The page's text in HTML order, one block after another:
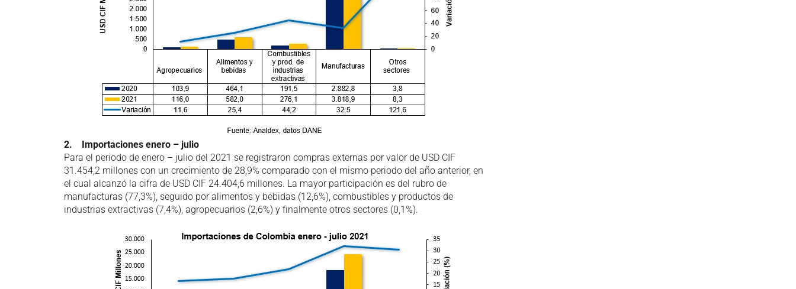
2. Importaciones enero – julio
Para el periodo de enero – julio del 2021 se registraron compras externas por valor de USD CIF
31.454,2 millones con un crecimiento de 28,9% comparado con el mismo periodo del año anterior, en
el cual alcanzó la cifra de USD CIF 24.404,6 millones. La mayor participación es del rubro de
manufacturas (77,3%), seguido por alimentos y bebidas (12,6%), combustibles y productos de
industrias extractivas (7,4%), agropecuarios (2,6%) y finalmente otros sectores (0,1%).